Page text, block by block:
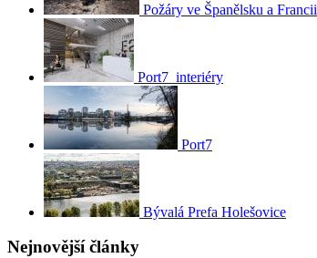
Požáry ve Španělsku a Francii
Port7_interiéry
Port7
Bývalá Prefa Holešovice
Nejnovější články